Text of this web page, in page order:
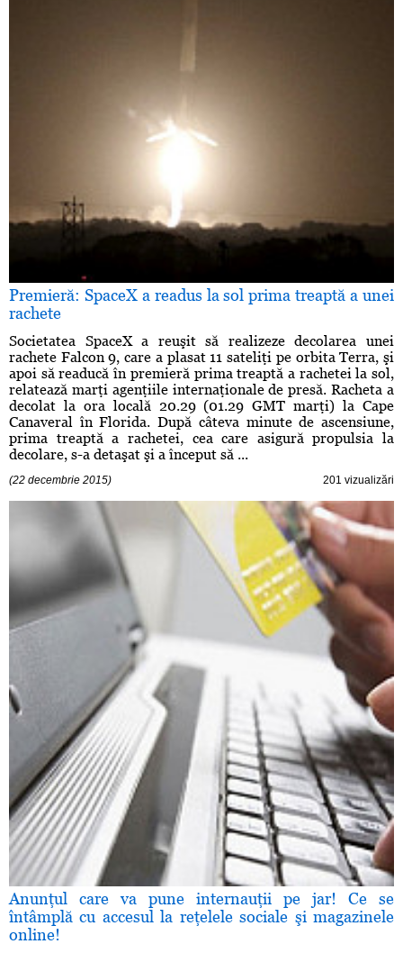
Premieră: SpaceX a readus la sol prima treaptă a unei
rachete
Societatea SpaceX a reuşit să realizeze decolarea unei
rachete Falcon 9, care a plasat 11 sateliţi pe orbita Terra, şi
apoi să readucă în premieră prima treaptă a rachetei la sol,
relatează marţi agenţiile internaţionale de presă. Racheta a
decolat la ora locală 20.29 (01.29 GMT marţi) la Cape
Canaveral în Florida. După câteva minute de ascensiune,
prima treaptă a rachetei, cea care asigură propulsia la
decolare, s-a detaşat şi a început să ...
(22 decembrie 2015) 201 vizualizări
Anunţul care va pune internauţii pe jar! Ce se
întâmplă cu accesul la reţelele sociale şi magazinele
online!